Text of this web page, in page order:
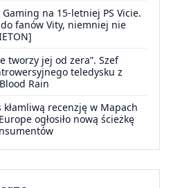
na 15-letniej PS Vicie.
fanów Vity, niemniej nie
tworzy jej od zera”. Szef
teledysku z
Rain
kłamliwą recenzję w Mapach
ogłosiło nową ścieżkę